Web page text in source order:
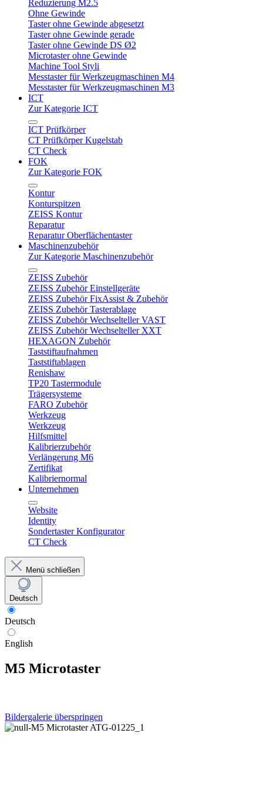
Reduzierung M2.5
Ohne Gewinde
Taster ohne Gewinde abgesetzt
Taster ohne Gewinde gerade
Taster ohne Gewinde DS Ø2
Microtaster ohne Gewinde
Machine Tool Styli
Messtaster für Werkzeugmaschinen M4
Messtaster für Werkzeugmaschinen M3
ICT
Zur Kategorie ICT
ICT Prüfkörper
CT Prüfkörper Kugelstab
CT Check
FOK
Zur Kategorie FOK
Kontur
Konturspitzen
ZEISS Kontur
Reparatur
Reparatur Oberflächentaster
Maschinenzubehör
Zur Kategorie Maschinenzubehör
ZEISS Zubehör
ZEISS Zubehör Einstellgeräte
ZEISS Zubehör FixAssist & Zubehör
ZEISS Zubehör Tasterablage
ZEISS Zubehör Wechselteller VAST
ZEISS Zubehör Wechselteller XXT
HEXAGON Zubehör
Taststiftaufnahmen
Taststiftablagen
Renishaw
TP20 Tastermodule
Trägersysteme
FARO Zubehör
Werkzeug
Werkzeug
Hilfsmittel
Kalibrierzubehör
Verlängerung M6
Zertifikat
Kalibriernormal
Unternehmen
Website
Identity
Sondertaster Konfigurator
CT Check
Menü schließen
Deutsch
Deutsch
English
M5 Microtaster
Bildergalerie überspringen